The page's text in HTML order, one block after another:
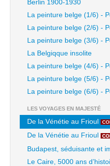
Berlin 1900-1930
La peinture belge (1/6) -
La peinture belge (2/6) -
La peinture belge (3/6) -
La Belgiqque insolite
La peinture belge (4/6) -
La peinture belge (5/6) -
La peinture belge (6/6) -
LES VOYAGES EN MAJESTÉ
De la Vénétie au Frioul
De la Vénétie au Frioul
Budapest, séduisante et
Le Caire, 5000 ans